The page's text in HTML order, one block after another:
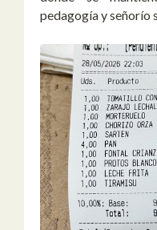
pedagogía y señorío